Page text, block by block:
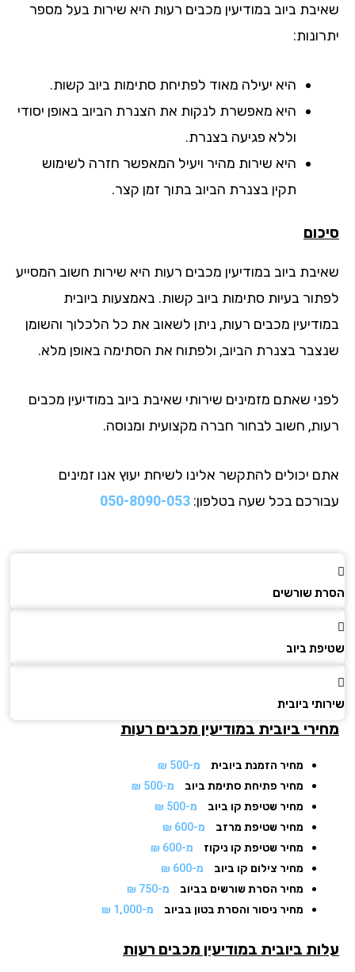
ביוב במודיעין מכבים רעות היא שירות בעל מספר
היא יעילה מאוד לפתיחת סתימות ביוב קשות.
היא מאפשרת לנקות את הצנרת הביוב באופן יסודי
וללא פגיעה בצנרת.
היא שירות מהיר ויעיל המאפשר חזרה לשימוש
תקין בצנרת הביוב בתוך זמן קצר.
ביוב במודיעין מכבים רעות היא שירות חשוב המסייע
בעיות סתימות ביוב קשות. באמצעות ביובית
מכבים רעות, ניתן לשאוב את כל הלכלוך והשומן
בצנרת הביוב, ולפתוח את הסתימה באופן מלא.
שאתם מזמינים שירותי שאיבת ביוב במודיעין מכבים
חשוב לבחור חברה מקצועית ומנוסה.
יכולים להתקשר אלינו לשיחת יעוץ אנו זמינים
בכל שעה בטלפון:050-8090-053
שורשים
ביוב
ביובית
ביוביתבמודיעין מכבים רעות
מחיר הזמנת ביובית
מ-500 ₪
מחיר פתיחת סתימת ביוב
מ-500 ₪
מחיר שטיפת קו ביוב
מ-500 ₪
מחיר שטיפת מרזב
מ-600 ₪
מחיר שטיפת קו ניקוז
מ-600 ₪
מחיר צילום קו ביוב
מ-600 ₪
מחיר הסרת שורשים בביוב
מ-750 ₪
מחיר ניסור והסרת בטון בביוב
מ-1,000 ₪
ביובית במודיעין מכבים רעות